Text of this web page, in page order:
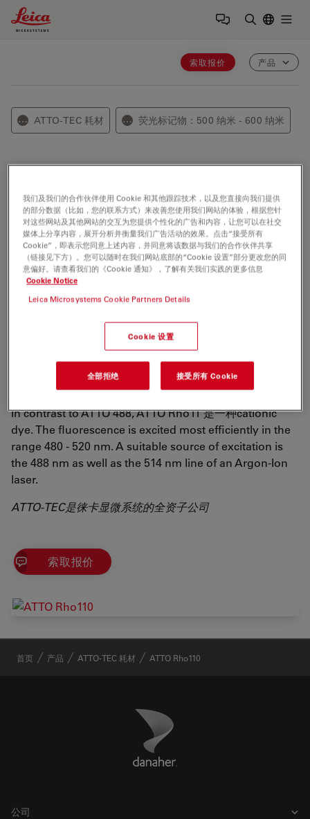
Leica Microsystems Logo
索取报价 产品
⋯ ATTO-TEC 耗材 ⋯ 荧光标记物：500 纳米 - 600 纳米
ATTO Rho110
ATTO Rho110 是一种ATTO‑TEC罗丹明染料
（Rhodamine）列中的一种新型荧光标记物。 The dye 是
一种less 亲水性 variant of the dye ATTO 488 and is
characterized by strong absorption, very high 荧光量子
产率 and high thermal and photochemical stability.
Thus ATTO Rho11 is highly suitable for single-molecule
detection applications and high-resolution microscopy
such as SIM, STED, PALM, dSTORM, etc. Like all ATTO
Rho dyes, ATTO Rho11 highly qualifies to be applied in
oligonucleotide labeling. Additionally the dye can be
used in flow cytometry (FACS), fluorescence in-situ
hybridization (FISH and many more.
In contrast to ATTO 488, ATTO Rho11 是一种cationic
dye. The fluorescence is excited most efficiently in the
range 480 - 520 nm. A suitable source of excitation is
the 488 nm as well as the 514 nm line of an Argon-Ion
laser.
ATTO-TEC是徕卡显微系统的全资子公司
索取报价
首页 产品 ATTO-TEC 耗材 ATTO Rho110
Danaher Logo
公司
我们及我们的合作伙伴使用 Cookie 和其他跟踪技术，以及您直接向我们提供
的部分数据（比如，您的联系方式）来改善您使用我们网站的体验，根据您针
对这些网站及其他网站的交互为您提供个性化的广告和内容，让您可以在社交
媒体上分享内容，展开分析并衡量我们广告活动的效果。点击“接受所有
Cookie”，即表示您同意上述内容，并同意将该数据与我们的合作伙伴共享
（链接见下方）。您可以随时在我们网站底部的“Cookie 设置”部分更改您的同
意偏好。请查看我们的《Cookie 通知》，了解有关我们实践的更多信息
Cookie Notice
Leica Microsystems Cookie Partners Details
Cookie 设置
全部拒绝 接受所有 Cookie